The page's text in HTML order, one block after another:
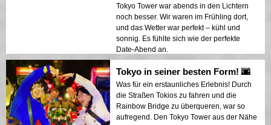
Tokyo Tower war abends in den Lichtern
noch besser. Wir waren im Frühling dort,
und das Wetter war perfekt – kühl und
sonnig. Es fühlte sich wie der perfekte
Date-Abend an.
Tokyo in seiner besten Form! 🌆
Was für ein erstaunliches Erlebnis! Durch
die Straßen Tokios zu fahren und die
Rainbow Bridge zu überqueren, war so
aufregend. Den Tokyo Tower aus der Nähe